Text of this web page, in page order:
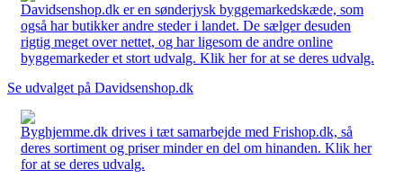
Davidsenshop.dk er en sønderjysk byggemarkedskæde, som
også har butikker andre steder i landet. De sælger desuden
rigtig meget over nettet, og har ligesom de andre online
byggemarkeder et stort udvalg. Klik her for at se deres udvalg.
Se udvalget på Davidsenshop.dk
Byghjemme.dk drives i tæt samarbejde med Frishop.dk, så
deres sortiment og priser minder en del om hinanden. Klik her
for at se deres udvalg.